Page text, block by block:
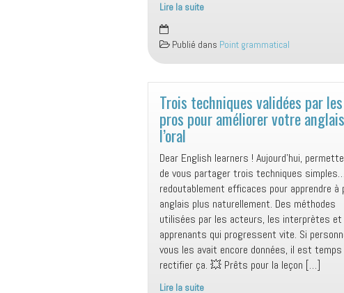
Lire la suite
Deux
petites
erreurs…
qui
trahissent
votre
anglais
plus
que
vous
ne
le
pensez
Publié dans Point grammatical
Trois techniques validées par les
pros pour améliorer votre
l’oral
Dear English learners ! Aujourd’hui,
de vous partager trois techniques
redoutablement efficaces pour apprendre à
anglais plus naturellement. Des méthodes
utilisées par les acteurs, les interprètes et
apprenants qui progressent vite. Si
vous les avait encore données, il est temps
rectifier ça. 💥 Prêts pour la leçon […]
Lire la suite